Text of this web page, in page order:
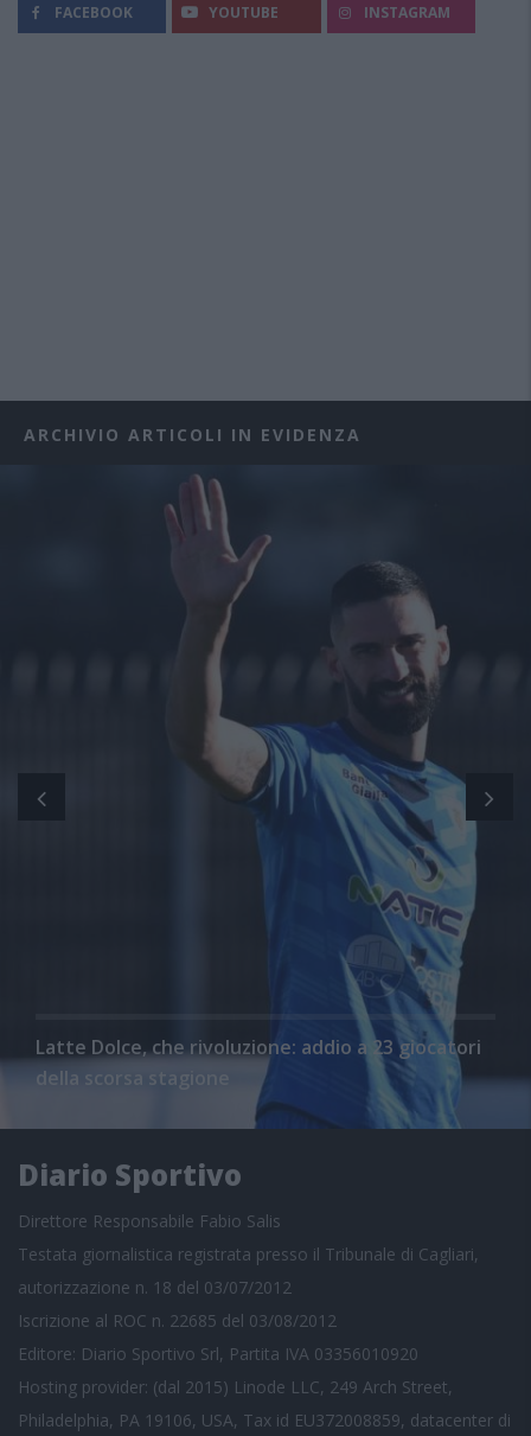
FACEBOOK YOUTUBE INSTAGRAM
ARCHIVIO ARTICOLI IN EVIDENZA
Latte Dolce, che rivoluzione: addio a 23 giocatori
della scorsa stagione
Diario Sportivo
Direttore Responsabile Fabio Salis
Testata giornalistica registrata presso il Tribunale di Cagliari,
autorizzazione n. 18 del 03/07/2012
Iscrizione al ROC n. 22685 del 03/08/2012
Editore: Diario Sportivo Srl, Partita IVA 03356010920
Hosting provider: (dal 2015) Linode LLC, 249 Arch Street,
Philadelphia, PA 19106, USA, Tax id EU372008859, datacenter di